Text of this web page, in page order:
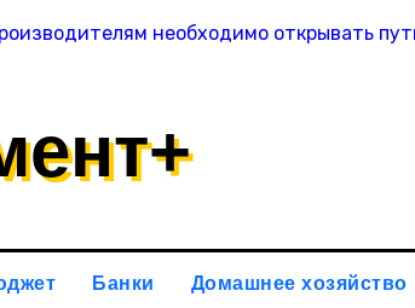
необходимо открывать
Банки Домашнее хозяйство